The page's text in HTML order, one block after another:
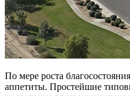
По мере роста
аппетиты. Простейшие